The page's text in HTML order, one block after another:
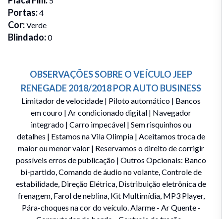
Portas:4
Cor:Verde
Blindado:0
OBSERVAÇÕES SOBRE O VEÍCULOJEEP
RENEGADE 2018/2018PORAUTO BUSINESS
Limitador de velocidade | Piloto automático | Bancos
em couro | Ar condicionado digital | Navegador
integrado | Carro impecável | Sem risquinhos ou
detalhes | Estamos na Vila Olimpia | Aceitamos troca de
maior ou menor valor | Reservamos o direito de corrigir
possíveis erros de publicação | Outros Opcionais: Banco
bi-partido, Comando de áudio no volante, Controle de
estabilidade, Direção Elétrica, Distribuição eletrônica de
frenagem, Farol de neblina, Kit Multimídia, MP3 Player,
Pára-choques na cor do veículo. Alarme - Ar Quente -